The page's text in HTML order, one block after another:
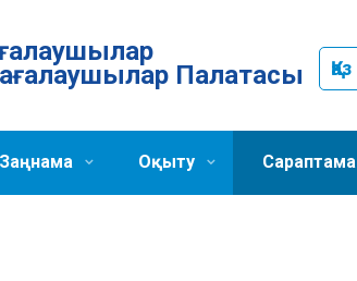
Палатасы Қаз
Заңнама Оқыту Сараптама